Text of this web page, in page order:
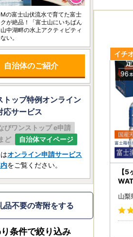
【
山梨
の富士山伏流水で育てた富士
が絶品！「富士山にいちばん
中湖畔の水上アクティビティ
い。
自治体のご紹介
トップ特例オンライン
応サービス
びワンストップ e申請
ど
自治体マイページ
オンライン申請サービス
をご覧ください。
品不要の寄附をする
条件で絞り込み